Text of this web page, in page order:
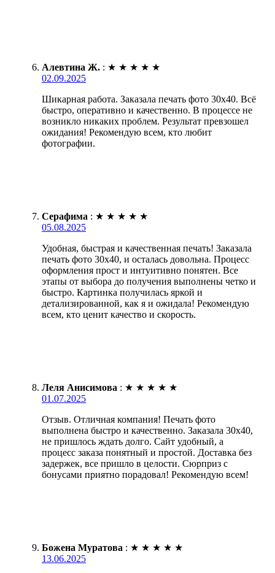
Алевтина Ж. : ★ ★ ★ ★ ★
02.09.2025
Шикарная работа. Заказала печать фото 30х40. Всё
быстро, оперативно и качественно. В процессе не
возникло никаких проблем. Результат превзошел
ожидания! Рекомендую всем, кто любит
фотографии.
Серафима : ★ ★ ★ ★ ★
05.08.2025
Удобная, быстрая и качественная печать! Заказала
печать фото 30х40, и осталась довольна. Процесс
оформления прост и интуитивно понятен. Все
этапы от выбора до получения выполнены четко и
быстро. Картинка получилась яркой и
детализированной, как я и ожидала! Рекомендую
всем, кто ценит качество и скорость.
Леля Анисимова : ★ ★ ★ ★ ★
01.07.2025
Отзыв. Отличная компания! Печать фото
выполнена быстро и качественно. Заказала 30х40,
не пришлось ждать долго. Сайт удобный, а
процесс заказа понятный и простой. Доставка без
задержек, все пришло в целости. Сюрприз с
бонусами приятно порадовал! Рекомендую всем!
Божена Муратова : ★ ★ ★ ★ ★
13.06.2025